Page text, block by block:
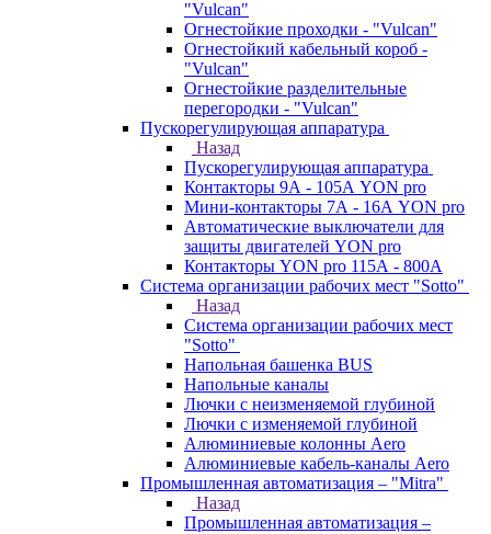
"Vulcan"
Огнестойкие проходки - "Vulcan"
Огнестойкий кабельный короб -
"Vulcan"
Огнестойкие разделительные
перегородки - "Vulcan"
Пускорегулирующая аппаратура
Назад
Пускорегулирующая аппаратура
Контакторы 9А - 105А YON pro
Мини-контакторы 7А - 16А YON pro
Автоматические выключатели для
защиты двигателей YON pro
Контакторы YON pro 115А - 800А
Система организации рабочих мест "Sotto"
Назад
Система организации рабочих мест
"Sotto"
Напольная башенка BUS
Напольные каналы
Лючки с неизменяемой глубиной
Лючки с изменяемой глубиной
Алюминиевые колонны Aero
Алюминиевые кабель-каналы Aero
Промышленная автоматизация – "Mitra"
Назад
Промышленная автоматизация –